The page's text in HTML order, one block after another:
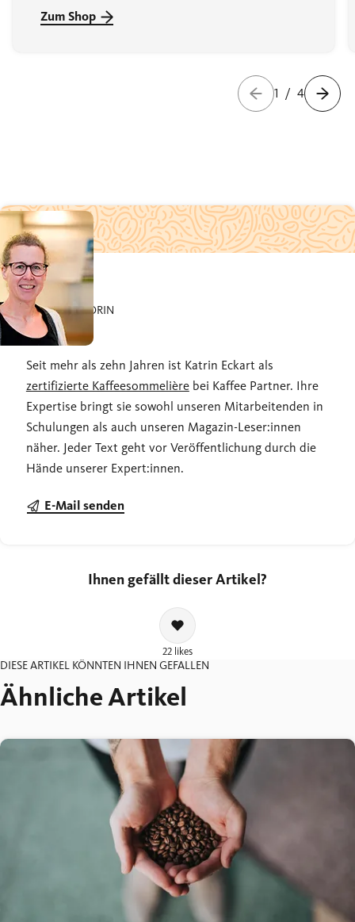
1 / 4
Zum Shop
UNSERE AUTORIN
Katrin
Seit mehr als zehn Jahren ist Katrin Eckart als
zertifizierte Kaffeesommelièrebei Kaffee Partner. Ihre
Expertise bringt sie sowohl unseren Mitarbeitenden in
Schulungen als auch unseren Magazin-Leser:innen
näher. Jeder Text geht vor Veröffentlichung durch die
Hände unserer Expert:innen.
E-Mail senden
Ihnen gefällt dieser Artikel?
22 likes
DIESE ARTIKEL KÖNNTEN IHNEN GEFALLEN
Ähnliche Artikel